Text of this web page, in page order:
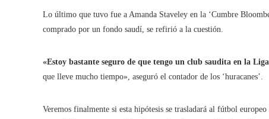
Lo último que tuvo fue a Amanda Staveley en la ‘Cumbre
comprado por un fondo saudí, se refirió a la cuestión.
«Estoy bastante seguro de que tengo un club saudita en la
que lleve mucho tiempo», aseguró el contador de los ‘huracanes’.
Veremos finalmente si esta hipótesis se trasladará al fútbol